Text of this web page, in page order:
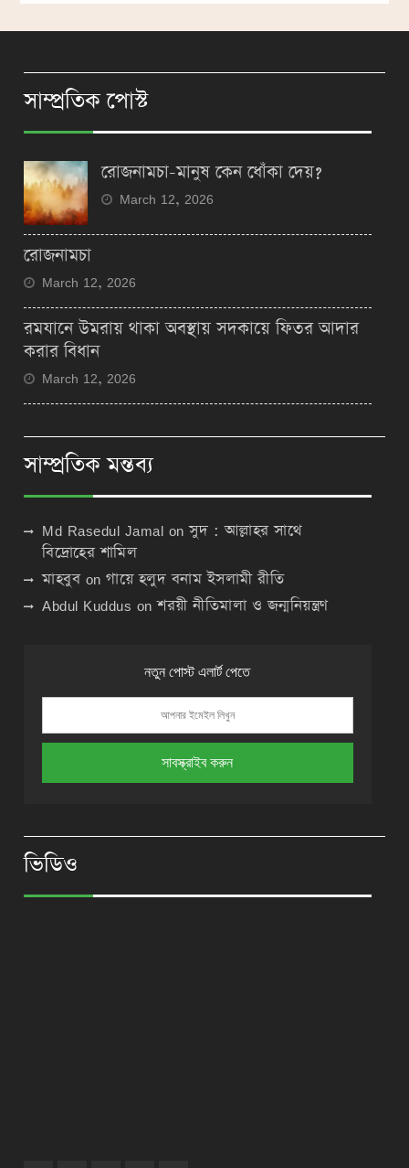
সাম্প্রতিক পোস্ট
রোজনামচা-মানুষ কেন ধোঁকা দেয়?
March 12, 2026
রোজনামচা
March 12, 2026
রমযানে উমরায় থাকা অবস্থায় সদকায়ে ফিতর আদার
করার বিধান
March 12, 2026
সাম্প্রতিক মন্তব্য
Md Rasedul Jamal onসুদ : আল্লাহর সাথে
বিদ্রোহের শামিল
মাহবুবonগায়ে হলুদ বনাম ইসলামী রীতি
Abdul Kuddus onশরয়ী নীতিমালা ও জন্মনিয়ন্ত্রণ
নতুন পোস্ট এলার্ট পেতে
ভিডিও